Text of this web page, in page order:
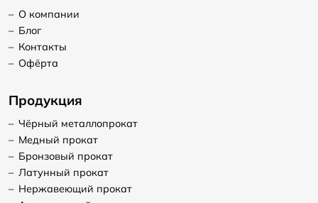
– О компании
– Блог
– Контакты
– Офёрта
Продукция
– Чёрный металлопрокат
– Медный прокат
– Бронзовый прокат
– Латунный прокат
– Нержавеющий прокат